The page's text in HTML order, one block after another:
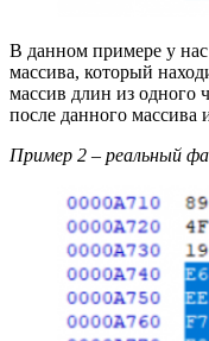
В данном примере у нас
массива, который
массив длин из одного
после данного
Пример 2 – реальный